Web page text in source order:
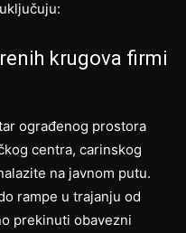
krugova firmi
ograđenog prostora
centra, carinskog
na javnom putu.
rampe u trajanju od
prekinuti obavezni